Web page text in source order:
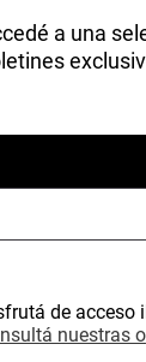
a una
de acceso
nuestras